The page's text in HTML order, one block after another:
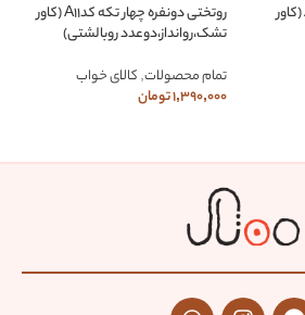
روتختی دونفره چهار تکه کدA5 (کاور
روتختی دونفره چهار تکه کدA11 (کاور
تشک،روانداز،دوعدد روبالشتی)
تمام محصولات,کالای خواب
1,390,000تومان